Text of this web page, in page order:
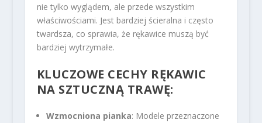
nie tylko wyglądem, ale przede wszystkim
właściwościami. Jest bardziej ścieralna i często
twardsza, co sprawia, że rękawice muszą być
bardziej wytrzymałe.
KLUCZOWE CECHY RĘKAWIC
NA SZTUCZNĄ TRAWĘ:
Wzmocniona pianka: Modele przeznaczone